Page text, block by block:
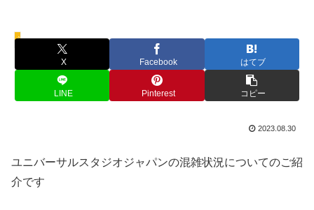
混雑予想
X Facebook はてブ
LINE Pinterest コピー
2023.08.30
ユニバーサルスタジオジャパンの混雑状況についてのご紹
介です